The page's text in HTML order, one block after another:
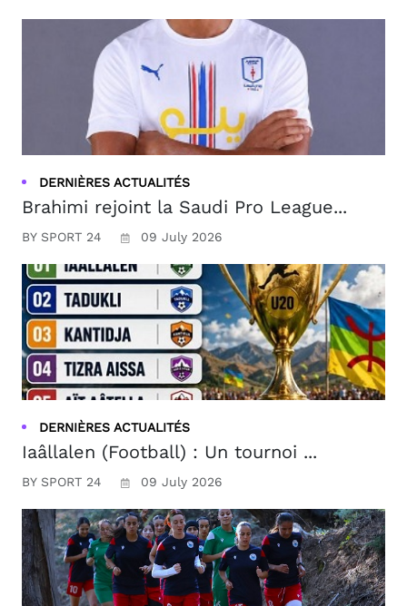
DERNIÈRES ACTUALITÉS
Brahimi rejoint la Saudi Pro League...
BY SPORT 24 09 July 2026
DERNIÈRES ACTUALITÉS
Iaâllalen (Football) : Un tournoi ...
BY SPORT 24 09 July 2026